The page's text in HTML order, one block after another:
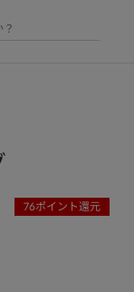
76ポイント還元